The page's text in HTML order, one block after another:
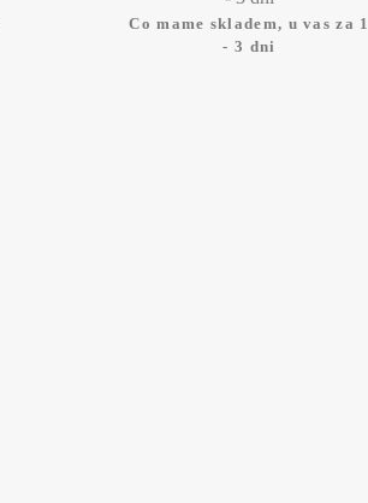
Co mame skladem, u vas za 1
- 3 dni